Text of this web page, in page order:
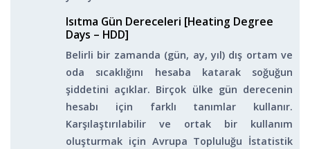
Isıtma Gün Dereceleri [Heating Degree
Days – HDD]
Belirli bir zamanda (gün, ay, yıl) dış ortam ve
oda sıcaklığını hesaba katarak soğuğun
şiddetini açıklar. Birçok ülke gün derecenin
hesabı için farklı tanımlar kullanır.
Karşılaştırılabilir ve ortak bir kullanım
oluşturmak için Avrupa Topluluğu İstatistik